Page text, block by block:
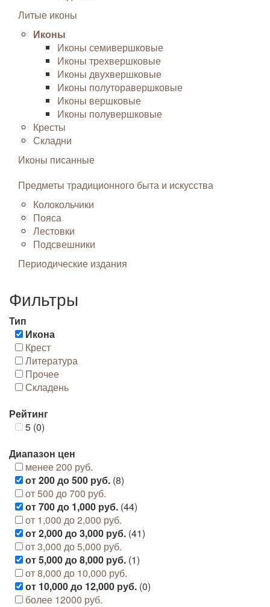
Литые иконы
Иконы
Иконы семивершковые
Иконы трехвершковые
Иконы двухвершковые
Иконы полуторавершковые
Иконы вершковые
Иконы полувершковые
Кресты
Складни
Иконы писанные
Предметы традиционного быта и искусства
Колокольчики
Пояса
Лестовки
Подсвешники
Периодические издания
Фильтры
Тип
Икона
Крест
Литература
Прочее
Складень
Рейтинг
5 (0)
Диапазон цен
менее 200 руб.
от 200 до 500 руб. (8)
от 500 до 700 руб.
от 700 до 1,000 руб. (44)
от 1,000 до 2,000 руб.
от 2,000 до 3,000 руб. (41)
от 3,000 до 5,000 руб.
от 5,000 до 8,000 руб. (1)
от 8,000 до 10,000 руб.
от 10,000 до 12,000 руб. (0)
более 12000 руб.